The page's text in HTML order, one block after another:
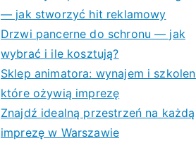
— jak stworzyć hit reklamowy
Drzwi pancerne do schronu — jak
wybrać i ile kosztują?
Sklep animatora: wynajem i
które ożywią imprezę
Znajdź idealną przestrzeń na każdą
imprezę w Warszawie